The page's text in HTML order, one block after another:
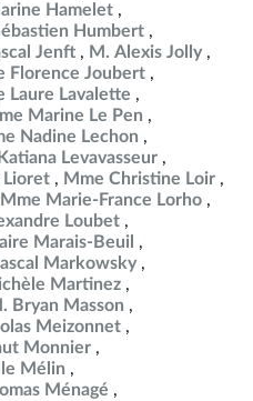
Hamelet
Humbert
Jenft
M. Alexis Jolly
Florence Joubert
Laure Lavalette
Marine Le Pen
Nadine Lechon
Levavasseur
Lioret
Mme Christine Loir
Mme Marie-France Lorho
Loubet
Marais-Beuil
Markowsky
Martinez
Bryan Masson
Meizonnet
Monnier
Mélin
Ménagé